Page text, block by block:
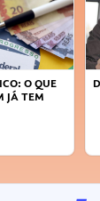
O QUE
JÁ TEM